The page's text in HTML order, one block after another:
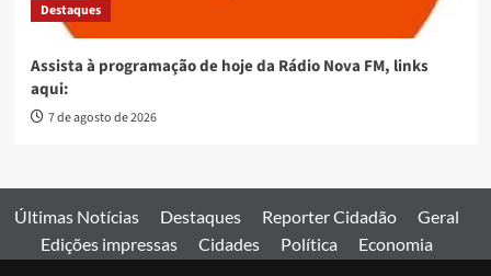
Destaques
Assista à programação de hoje da Rádio Nova FM, links
aqui:
7 de agosto de 2026
Últimas Notícias Destaques Reporter Cidadão
Geral
Edições impressas
Cidades Política
Economia